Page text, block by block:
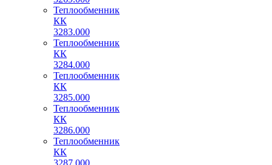
Теплообменник
КК
3283.000
Теплообменник
КК
3284.000
Теплообменник
КК
3285.000
Теплообменник
КК
3286.000
Теплообменник
КК
3287.000